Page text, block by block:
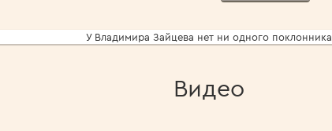
У Владимира Зайцева нет ни одного поклонника
Видео